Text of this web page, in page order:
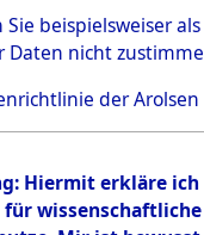
Sie beispielsweiser
Daten nicht
der Arolsen
Hiermit erkläre